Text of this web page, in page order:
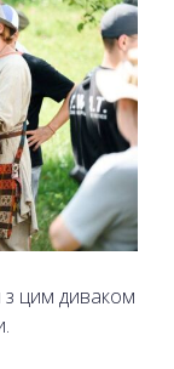
цим диваком